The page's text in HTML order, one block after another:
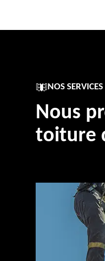
NOS SERVICES
Nous
toiture